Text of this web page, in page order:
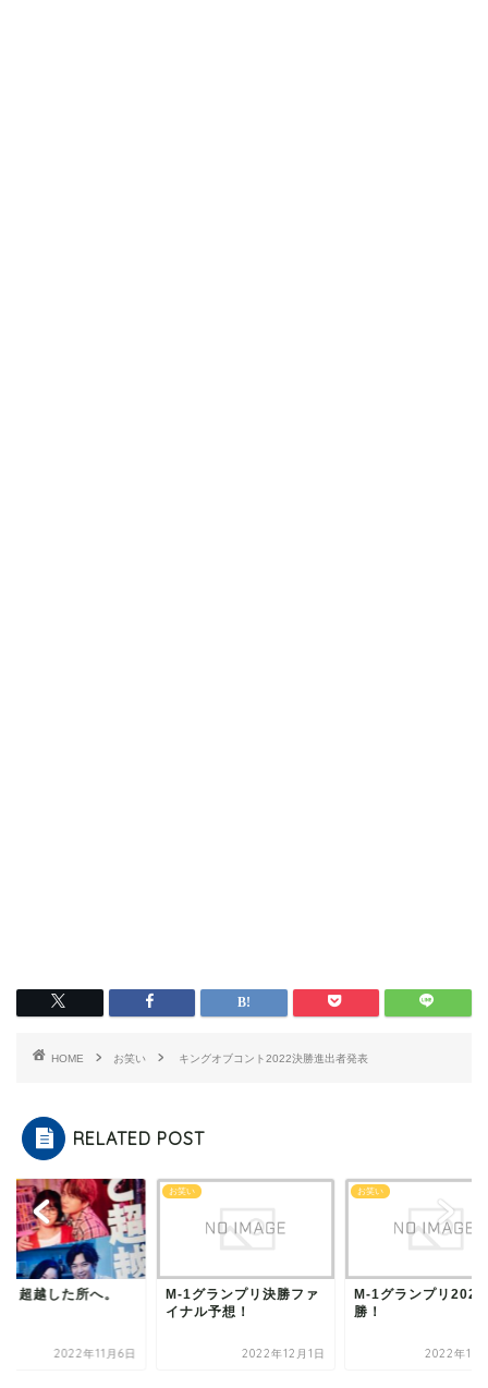
HOME お笑い キングオブコント2022決勝進出者発表
RELATED POST
と超越した所へ。
2022年11月6日
お笑い
M-1グランプリ決勝ファ
イナル予想！
2022年12月1日
お笑い
M-1グランプリ2022
勝！
2022年11